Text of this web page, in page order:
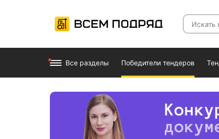
Все разделы Победители тендеров